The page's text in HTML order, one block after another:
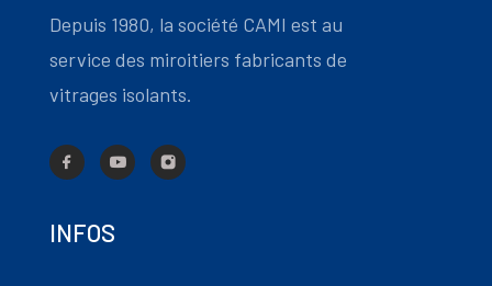
Depuis 1980, la société CAMI est au
service des miroitiers fabricants de
vitrages isolants.
INFOS